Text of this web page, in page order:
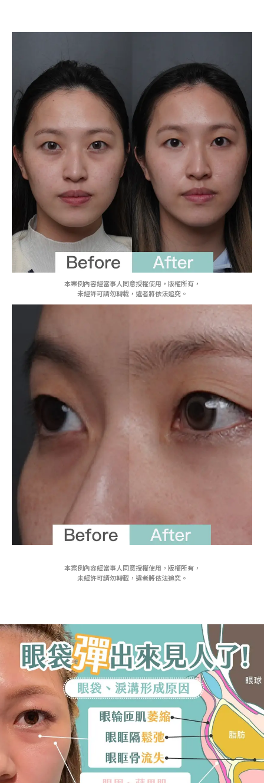
本案例內容經當事人同意授權使用，版權所有，
未經許可請勿轉載，違者將依法追究。
本案例內容經當事人同意授權使用，版權所有，
未經許可請勿轉載，違者將依法追究。